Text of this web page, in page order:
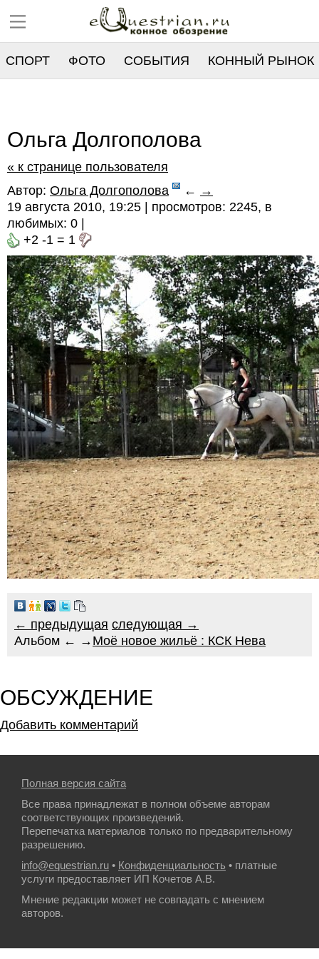
СПОРТ ФОТО СОБЫТИЯ КОННЫЙ РЫНОК
Ольга Долгополова
« к странице пользователя
Автор: Ольга Долгополова ← →
19 августа 2010, 19:25 | просмотров: 2245, в
любимых: 0
+2 -1 = 1
← предыдущая следующая →
Альбом ← → Моё новое жильё : КСК Нева
ОБСУЖДЕНИЕ
Добавить комментарий
Полная версия сайта
Все права принадлежат в полном объеме авторам
соответствующих произведений.
Перепечатка материалов только по предварительному
разрешению.
info@equestrian.ru • Конфиденциальность • платные
услуги предоставляет ИП Кочетов А.В.
Мнение редакции может не совпадать с мнением
авторов.